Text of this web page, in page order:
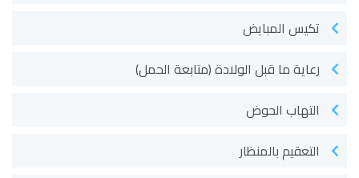
تكيس المبايض
رعاية ما قبل الولادة (متابعة الحمل)
التهاب الحوض
التعقيم بالمنظار